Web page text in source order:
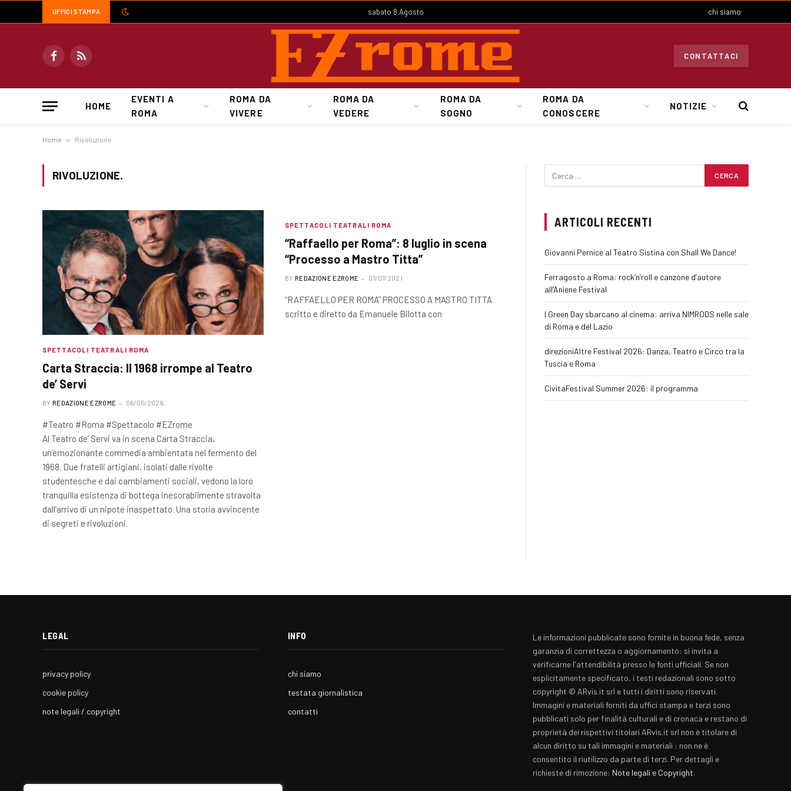
UFFICI STAMPA sabato 8 Agosto chi siamo
FacebookRSS
CONTATTACI
HOME
EVENTI A
ROMA
ROMA DA
VIVERE
ROMA DA
VEDERE
ROMA DA
SOGNO
ROMA DA
CONOSCERE
NOTIZIE
Home » Rivoluzione.
RIVOLUZIONE.
SPETTACOLI TEATRALI ROMA
Carta Straccia: Il 1968 irrompe al Teatro
de’ Servi
BY REDAZIONE EZROME 06/05/2026
#Teatro #Roma #Spettacolo #EZrome
Al Teatro de’ Servi va in scena Carta Straccia,
un’emozionante commedia ambientata nel fermento del
1968. Due fratelli artigiani, isolati dalle rivolte
studentesche e dai cambiamenti sociali, vedono la loro
tranquilla esistenza di bottega inesorabilmente stravolta
dall’arrivo di un nipote inaspettato. Una storia avvincente
di segreti e rivoluzioni.
SPETTACOLI TEATRALI ROMA
“Raffaello per Roma”: 8 luglio in scena
“Processo a Mastro Titta”
BY REDAZIONE EZROME 07/07/2021
“RAFFAELLO PER ROMA” PROCESSO A MASTRO TITTA
scritto e diretto da Emanuele Bilotta con
ARTICOLI RECENTI
Giovanni Pernice al Teatro Sistina con Shall We Dance!
Ferragosto a Roma: rock’n’roll e canzone d’autore
all’Aniene Festival
I Green Day sbarcano al cinema: arriva NIMRODS nelle sale
di Roma e del Lazio
direzioniAltre Festival 2026: Danza, Teatro e Circo tra la
Tuscia e Roma
CivitaFestival Summer 2026: il programma
LEGAL
privacy policy
cookie policy
note legali / copyright
INFO
chi siamo
testata giornalistica
contatti
Le informazioni pubblicate sono fornite in buona fede, senza
garanzia di correttezza o aggiornamento: si invita a
verificarne l'attendibilità presso le fonti ufficiali. Se non
esplicitamente specificato, i testi redazionali sono sotto
copyright © ARvis.it srl e tutti i diritti sono riservati.
Immagini e materiali forniti da uffici stampa e terzi sono
pubblicati solo per finalità culturali e di cronaca e restano di
proprietà dei rispettivi titolari ARvis.it srl non è titolare di
alcun diritto su tali immagini e materiali : non ne è
consentito il riutilizzo da parte di terzi. Per dettagli e
richieste di rimozione: Note legali e Copyright.